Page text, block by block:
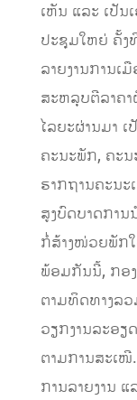
ເຫັນ ແລະ ເປັນ
ປະຊຸມໃຫຍ່ ຄັ້
ລາຍງານການ
ສະຫລຸບຕີລາຄ
ໄລຍະຜ່ານມາ
ຄະນະພັກ, ຄະນ
ຮາກຖານຄະນະ
ສູງບົດບາດກາ
ກໍ່ສ້າງໜ່ວຍພັກ
ພ້ອມກັນນີ້, ກອ
ຕາມທິດທາງລ
ວຽກງານລະອ
ຕາມການສະເ
ການລາຍງານ